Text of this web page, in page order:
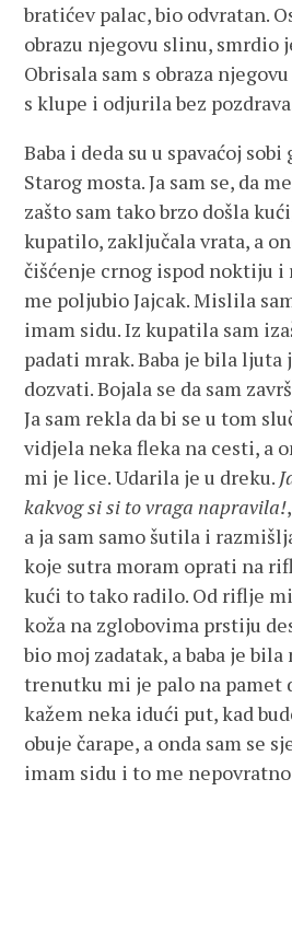
bratićev palac, bio odvratan.
obrazu njegovu slinu, smrdio
Obrisala sam s obraza
s klupe i odjurila bez
Baba i deda su u spavaćoj
Starog mosta. Ja sam se, da
zašto sam tako brzo došla
kupatilo, zaključala vrata, a
čišćenje crnog ispod noktiju i
me poljubio Jajcak. Mislila
imam sidu. Iz kupatila sam
padati mrak. Baba je bila
dozvati. Bojala se da sam
Ja sam rekla da bi se u tom
vidjela neka fleka na cesti, a
mi je lice. Udarila je u dreku.
kakvog si si to vraga napravila!
a ja sam samo šutila i
koje sutra moram oprati na
kući to tako radilo. Od riflje
koža na zglobovima prstiju
bio moj zadatak, a baba je
trenutku mi je palo na pamet
kažem neka idući put, kad
obuje čarape, a onda sam se
imam sidu i to me